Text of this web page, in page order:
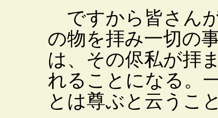
ですから皆さん
の物を拝み一切の
は、その侭私が拝
れることになる。
とは尊ぶと云うこ